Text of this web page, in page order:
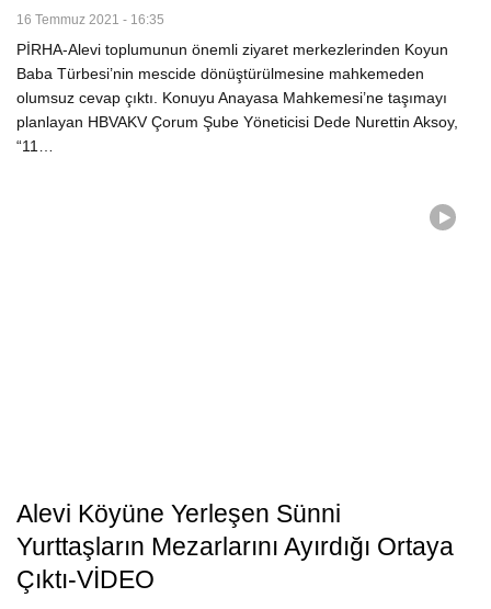
16 Temmuz 2021 - 16:35
PİRHA-Alevi toplumunun önemli ziyaret merkezlerinden Koyun
Baba Türbesi’nin mescide dönüştürülmesine mahkemeden
olumsuz cevap çıktı. Konuyu Anayasa Mahkemesi’ne taşımayı
planlayan HBVAKV Çorum Şube Yöneticisi Dede Nurettin Aksoy,
“11…
Alevi Köyüne Yerleşen Sünni
Yurttaşların Mezarlarını Ayırdığı Ortaya
Çıktı-VİDEO